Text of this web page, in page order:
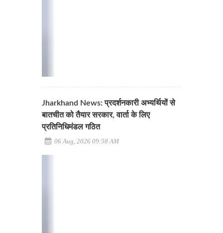
Jharkhand News: प्रदर्शनकारी अभ्यर्थियों से
बातचीत को तैयार सरकार, वार्ता के लिए
प्रतिनिधिमंडल गठित
06 Aug, 2026 09:58 AM